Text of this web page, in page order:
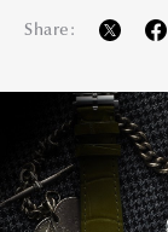
Share: